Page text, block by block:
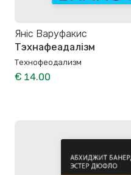
Яніс Варуфакис
Тэхнафеадалізм
Технофеодализм
€ 14.00